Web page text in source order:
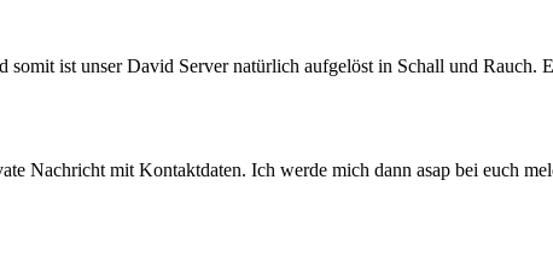
somit ist unser David Server natürlich aufgelöst in Schall und
Nachricht mit Kontaktdaten. Ich werde mich dann asap bei euch